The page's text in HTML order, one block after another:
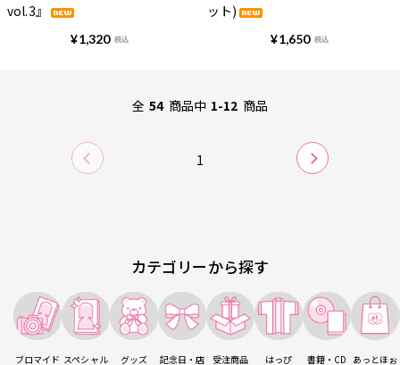
vol.3』
¥1,320 税込
ット)
¥1,650 税込
全 54 商品中 1-12 商品
1
カテゴリーから探す
ブロマイド スペシャル グッズ 記念日・店 受注商品 はっぴ 書籍・CD あっとほぉ